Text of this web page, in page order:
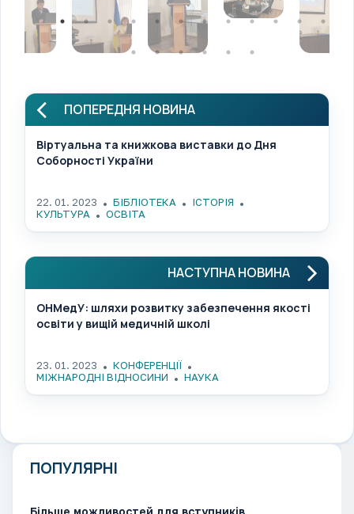
ПОПЕРЕДНЯ НОВИНА
Віртуальна та книжкова виставки до Дня
Соборності України
22. 01. 2023 БІБЛІОТЕКА
ІСТОРІЯ
КУЛЬТУРА
ОСВІТА
НАСТУПНА НОВИНА
ОНМедУ: шляхи розвитку забезпечення якості
освіти у вищій медичній школі
23. 01. 2023
КОНФЕРЕНЦІЇ
МІЖНАРОДНІ ВІДНОСИНИ
НАУКА
ПОПУЛЯРНІ
Більше можливостей для вступників